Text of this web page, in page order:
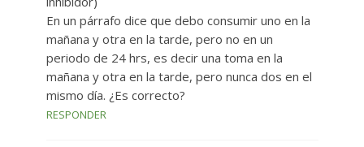
En un párrafo dice que debo consumir uno en la
mañana y otra en la tarde, pero no en un
periodo de 24 hrs, es decir una toma en la
mañana y otra en la tarde, pero nunca dos en el
mismo día. ¿Es correcto?
RESPONDER